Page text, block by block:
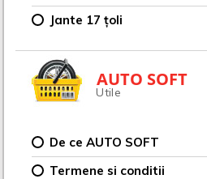
Jante 17 țoli
AUTO SOFT
Utile
De ce AUTO SOFT
Termene si conditii